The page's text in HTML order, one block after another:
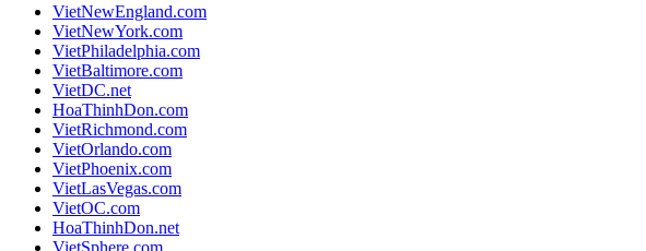
VietNewEngland.com
VietNewYork.com
VietPhiladelphia.com
VietBaltimore.com
VietDC.net
HoaThinhDon.com
VietRichmond.com
VietOrlando.com
VietPhoenix.com
VietLasVegas.com
VietOC.com
HoaThinhDon.net
VietSphere.com